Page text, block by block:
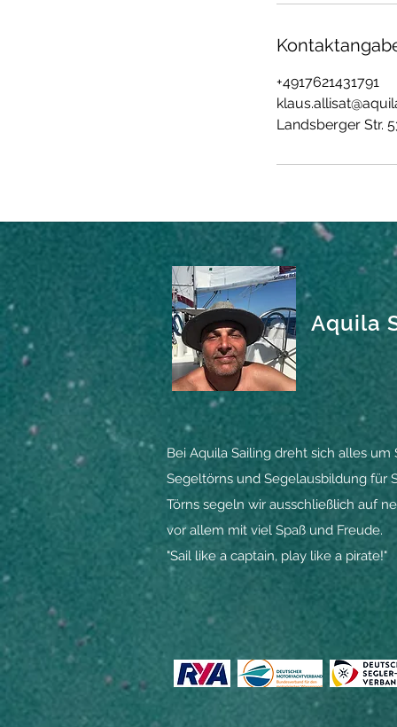
+4917621431791
Landsberger Str.
Aquila
Bei Aquila Sailing dreht sich alles
Segeltörns und Segelausbildung für
Törns segeln wir ausschließlich auf
vor allem mit viel Spaß und Freude.
"Sail like a captain, play like a pirate!"